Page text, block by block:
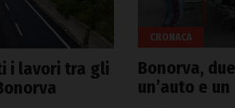
i lavori tra gli
CRONACA
Bonorva,
un’auto e